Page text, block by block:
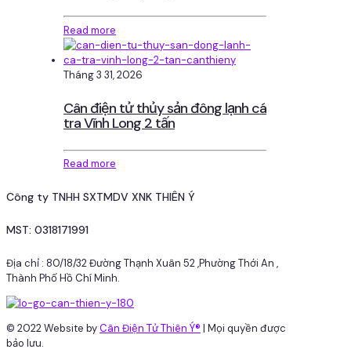
Read more
Tháng 3 31, 2026
Cân điện tử thủy sản đông lạnh cá
tra Vĩnh Long 2 tấn
Read more
Công ty TNHH SXTMDV XNK THIÊN Ý
MST: 0318171991
Địa chỉ : 80/18/32 Đường Thạnh Xuân 52 ,Phường Thới An ,
Thành Phố Hồ Chí Minh.
© 2022 Website byCân Điện Tử Thiên Ý® | Mọi quyền được
bảo lưu.